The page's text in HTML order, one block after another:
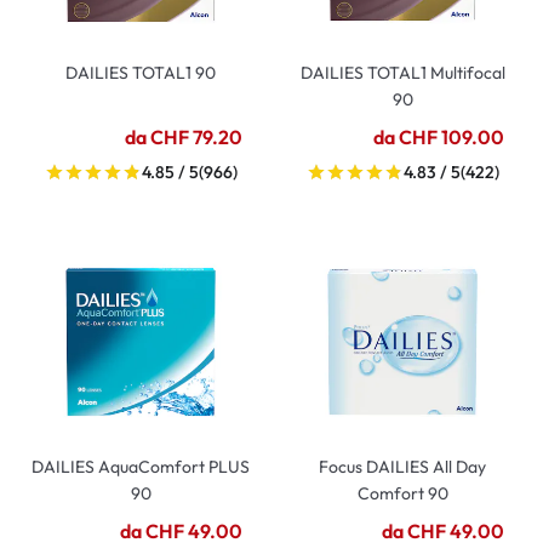
DAILIES TOTAL1 90
da CHF 79.20
4.85 / 5(966)
DAILIES TOTAL1 Multifocal
90
da CHF 109.00
4.83 / 5(422)
DAILIES AquaComfort PLUS
90
da CHF 49.00
Focus DAILIES All Day
Comfort 90
da CHF 49.00